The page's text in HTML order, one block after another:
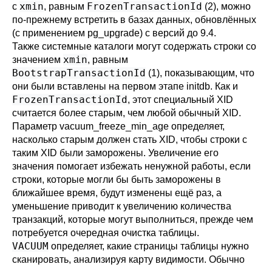
с xmin, равным FrozenTransactionId (2), можно
по-прежнему встретить в базах данных, обновлённых
(с применением pg_upgrade) с версий до 9.4.
Также системные каталоги могут содержать строки со
значением xmin, равным
BootstrapTransactionId (1), показывающим, что
они были вставлены на первом этапе initdb. Как и
FrozenTransactionId, этот специальный XID
считается более старым, чем любой обычный XID.
Параметр vacuum_freeze_min_age определяет,
насколько старым должен стать XID, чтобы строки с
таким XID были заморожены. Увеличение его
значения помогает избежать ненужной работы, если
строки, которые могли бы быть заморожены в
ближайшее время, будут изменены ещё раз, а
уменьшение приводит к увеличению количества
транзакций, которые могут выполниться, прежде чем
потребуется очередная очистка таблицы.
VACUUM определяет, какие страницы таблицы нужно
сканировать, анализируя карту видимости. Обычно